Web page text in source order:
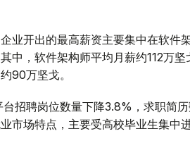
业开出的最高薪资主要集中在软件
中，软件架构师平均月薪约112万
90万坚戈。
招聘岗位数量下降3.8%，求职简
市场特点，主要受高校毕业生集中